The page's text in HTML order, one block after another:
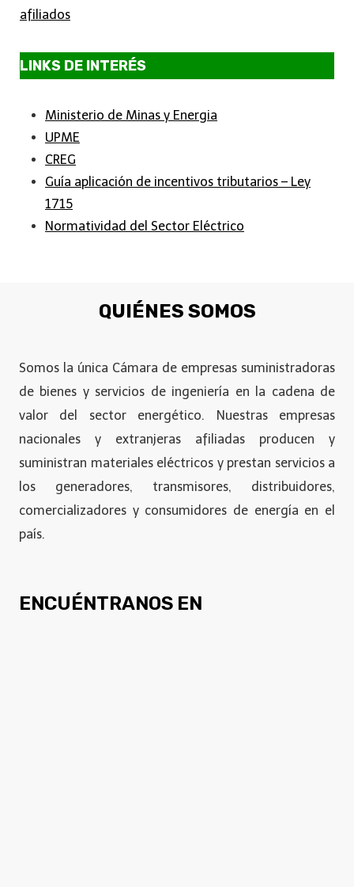
afiliados
LINKS DE INTERÉS
Ministerio de Minas y Energia
UPME
CREG
Guía aplicación de incentivos tributarios – Ley
1715
Normatividad del Sector Eléctrico
QUIÉNES SOMOS
Somos la única Cámara de empresas suministradoras
de bienes y servicios de ingeniería en la cadena de
valor del sector energético. Nuestras empresas
nacionales y extranjeras afiliadas producen y
suministran materiales eléctricos y prestan servicios a
los generadores, transmisores, distribuidores,
comercializadores y consumidores de energía en el
país.
ENCUÉNTRANOS EN